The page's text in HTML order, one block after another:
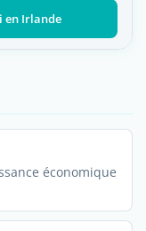
en Irlande
économique